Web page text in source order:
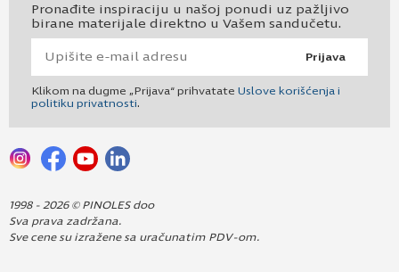
Pronađite inspiraciju u našoj ponudi uz pažljivo
birane materijale direktno u Vašem sandučetu.
Prijava
Klikom na dugme „Prijava“ prihvatate Uslove korišćenja i
politiku privatnosti.
1998 - 2026 © PINOLES doo
Sva prava zadržana.
Sve cene su izražene sa uračunatim PDV-om.